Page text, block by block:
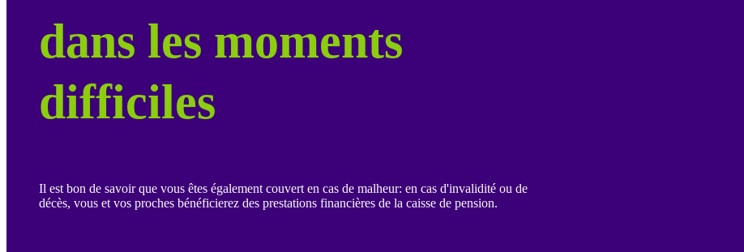
dans les moments
difficiles
Il est bon de savoir que vous êtes également couvert en cas de malheur: en cas d'invalidité ou de
décès, vous et vos proches bénéficierez des prestations financières de la caisse de pension.